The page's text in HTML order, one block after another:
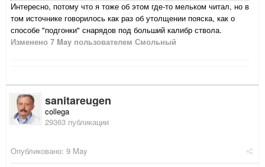
Интересно, потому что я тоже об этом где-то мельком читал, но в
том источнике говорилось как раз об утолщении пояска, как о
способе "подгонки" снарядов под больший калибр ствола.
Изменено 7 May пользователем Смольный
sanitareugen
collega
29363 публикации
Опубликовано: 9 May